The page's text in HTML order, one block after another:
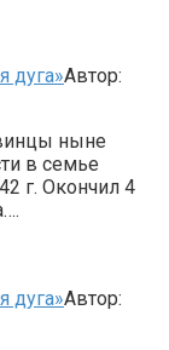
дуга»Автор:
ныне
в семье
г. Окончил 4
дуга»Автор: